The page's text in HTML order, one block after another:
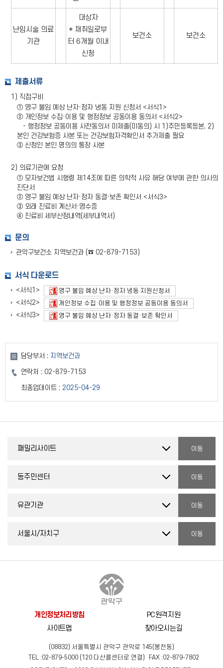
난임시술 의료
기관
대상자
* 채취일로부
터 6개월 이내
신청
보건소 보건소
제출서류
1) 직접구비
① 영구 불임 예상 난자·정자 냉동 지원 신청서 <서식1>
② 개인정보 수집·이용 및 행정정보 공동이용 동의서 <서식2>
- 행정정보 공동이용 사전동의서 미제출(미동의) 시 1)주민등록등본, 2)
본인 건강보험증 사본 또는 건강보험자격확인서 추가제출 필요
③ 신청인 본인 명의의 통장 사본
2) 의료기관에 요청
① 모자보건법 시행령 제14조에 따른 의학적 사유 해당 여부에 관한 의사의
진단서
② 영구 불임 예상 난자·정자 동결·보존 확인서 <서식3>
③ 외래 진료비 계산서·영수증
④ 진료비 세부산정내역(세부내역서)
문의
관악구보건소 지역보건과 (☎ 02-879-7153)
서식 다운로드
<서식1> 영구 불임 예상 난자·정자 냉동 지원신청서
<서식2> 개인정보 수집·이용 및 행정정보 공동이용 동의서
<서식3> 영구 불임 예상 난자·정자 동결·보존 확인서
담당부서 : 지역보건과
연락처 : 02-879-7153
최종업데이트 : 2025-04-29
개인정보처리방침
PC원격지원
사이트맵
찾아오시는길
(08832) 서울특별시 관악구 관악로 145(봉천동)
TEL :02-879-5000(120다산콜센터로 연결) FAX :02-879-7802